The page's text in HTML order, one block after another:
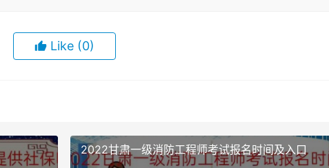
可以选择先备考一门——技术实务，但是建议其他两门也要学，不
对消防行业的人才储备需求也提出了诸多新的要求，消防相关从
须具备相应条件才可以继续升级资质，最主要的一点就是要必须
Like (0)
2022甘肃一级消防工程师考试报名时间及入口